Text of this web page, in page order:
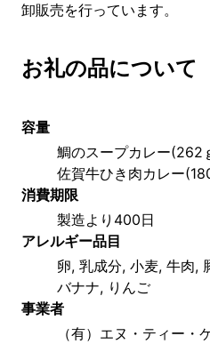
卸販売を行っています。
お礼の品について
容量
鯛のスープカレー(262
佐賀牛ひき肉カレー
消費期限
製造より400日
アレルギー品目
卵, 乳成分, 小麦, 牛肉,
バナナ, りんご
事業者
（有）エヌ・ティー・